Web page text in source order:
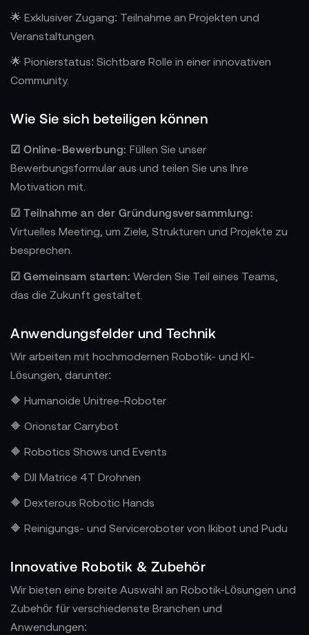
🌟 Exklusiver Zugang: Teilnahme an Projekten und
Veranstaltungen.
🌟 Pionierstatus: Sichtbare Rolle in einer innovativen
Community.
Wie Sie sich beteiligen können
☑ Online-Bewerbung: Füllen Sie unser
Bewerbungsformular aus und teilen Sie uns Ihre
Motivation mit.
☑ Teilnahme an der Gründungsversammlung:
Virtuelles Meeting, um Ziele, Strukturen und Projekte zu
besprechen.
☑ Gemeinsam starten: Werden Sie Teil eines Teams,
das die Zukunft gestaltet.
Anwendungsfelder und Technik
Wir arbeiten mit hochmodernen Robotik- und KI-
Lösungen, darunter:
🔶 Humanoide Unitree-Roboter
🔶 Orionstar Carrybot
🔶 Robotics Shows und Events
🔶 DJI Matrice 4T Drohnen
🔶 Dexterous Robotic Hands
🔶 Reinigungs- und Serviceroboter von Ikibot und Pudu
Innovative Robotik & Zubehör
Wir bieten eine breite Auswahl an Robotik-Lösungen und
Zubehör für verschiedenste Branchen und
Anwendungen: